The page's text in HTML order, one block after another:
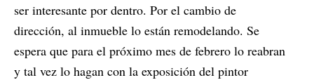
ser interesante por dentro. Por el cambio de
dirección, al inmueble lo están remodelando. Se
espera que para el próximo mes de febrero lo reabran
y tal vez lo hagan con la exposición del pintor